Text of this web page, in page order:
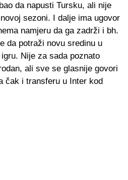
da napusti Tursku, ali nije
sezoni. I dalje ima ugovor
namjeru da ga zadrži i bh.
da potraži novu sredinu u
Nije za sada poznato
ali sve se glasnije govori
čak i transferu u Inter kod